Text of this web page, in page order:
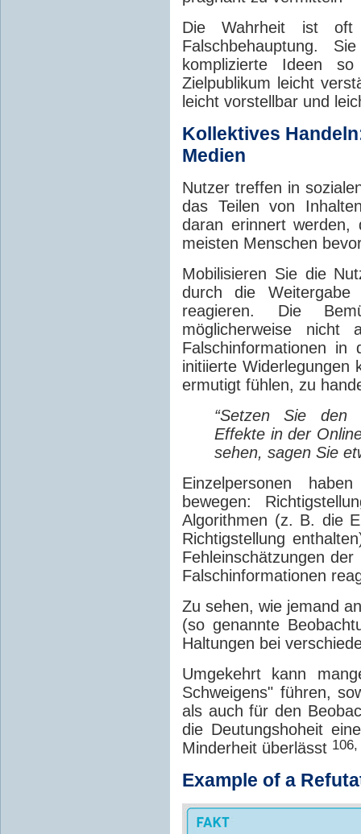
Die Wahrheit ist oft
Falschbehauptung.
komplizierte Ideen
Zielpublikum leicht
leicht vorstellbar und
Kollektives
Medien
Nutzer treffen in
das Teilen von
daran erinnert
meisten Menschen
Mobilisieren Sie die
durch die Weitergabe
reagieren. Die
möglicherweise
Falschinformationen
initiierte Widerlegungen
ermutigt fühlen, zu
“Setzen Sie den
Effekte in der
sehen, sagen Sie
Einzelpersonen
bewegen:
Algorithmen (z. B. die
Richtigstellung
Fehleinschätzungen
Falschinformationen
Zu sehen, wie jemand
(so genannte
Haltungen bei
Umgekehrt kann
Schweigens" führen,
als auch für den
die Deutungshoheit
Minderheit überlässt
Example of a